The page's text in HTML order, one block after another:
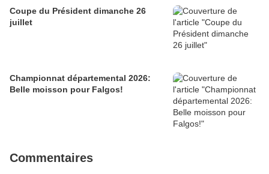
Coupe du Président dimanche 26
juillet
Championnat départemental 2026:
Belle moisson pour Falgos!
Commentaires